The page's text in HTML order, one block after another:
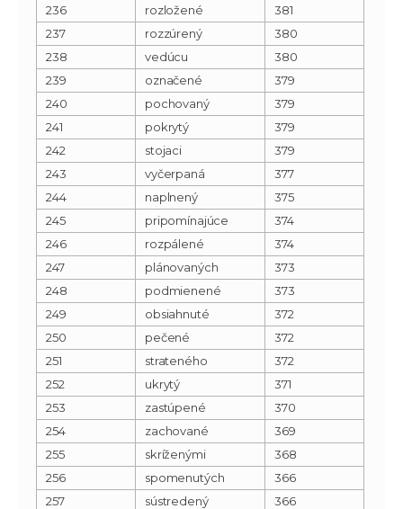
236
rozložené
381
237
rozzúrený
380
238
vedúcu
380
239
označené
379
240
pochovaný
379
241
pokrytý
379
242
stojaci
379
243
vyčerpaná
377
244
naplnený
375
245
pripomínajúce
374
246
rozpálené
374
247
plánovaných
373
248
podmienené
373
249
obsiahnuté
372
250
pečené
372
251
strateného
372
252
ukrytý
371
253
zastúpené
370
254
zachované
369
255
skríženými
368
256
spomenutých
366
257
sústredený
366